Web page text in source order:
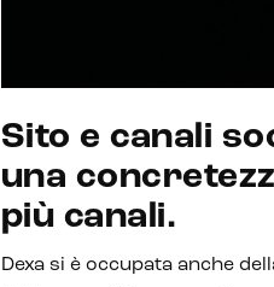
Sito e canali
una
più canali.
Dexa si è occupata anche